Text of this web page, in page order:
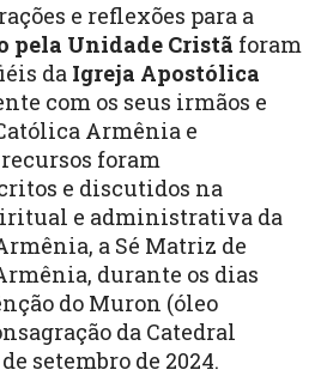
e reflexões para a
pela Unidade Cristã foram
da Igreja Apostólica
com os seus irmãos e
Armênia e
foram
e discutidos na
e administrativa da
a Sé Matriz de
durante os dias
do Muron (óleo
da Catedral
setembro de 2024.